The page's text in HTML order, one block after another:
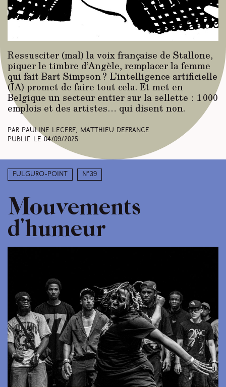
Ressusciter (mal) la voix française de Stallone,
piquer le timbre d’Angèle, remplacer la femme
qui fait Bart Simpson ? L’intelligence artificielle
(IA) promet de faire tout cela. Et met en
Belgique un secteur entier sur la sellette : 1 000
emplois et des artistes… qui disent non.
Par Pauline Lecerf, Matthieu Defrance
Publié le 04/09/2025
Fulguro-Point N°39
Mouvements
d’humeur